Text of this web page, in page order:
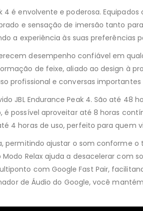
4 é envolvente e poderosa.
e sensação de imersão tanto
a experiência às suas preferências
desempenho confiável em
de feixe, aliado ao design à
profissional e conversas
JBL Endurance Peak 4. São até 48
possível aproveitar até 8 horas
4 horas de uso, perfeito para quem
permitindo ajustar o som conforme
Relax ajuda a desacelerar
com Google Fast Pair,
de Áudio do Google, você